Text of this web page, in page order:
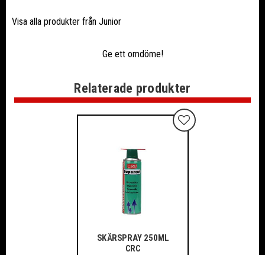
Visa alla produkter från Junior
Ge ett omdöme!
Relaterade produkter
SKÄRSPRAY 250ML
CRC
Lägg till i favoriter